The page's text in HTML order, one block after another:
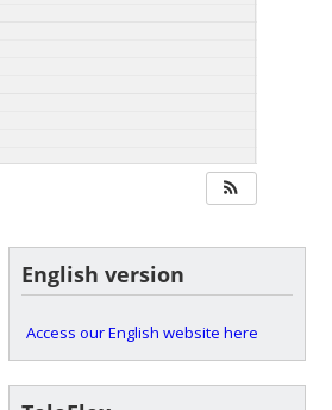
English version
Access our English website here